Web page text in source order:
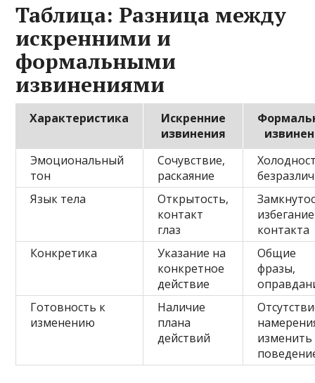
Таблица: Разница между
искренними и
формальными
извинениями
Характеристика
Искренние
извинения
Эмоциональный
тон
Сочувствие,
раскаяние
Язык тела
Открытость,
контакт
глаз
избегание
контакта
Конкретика
Указание на
конкретное
действие
Общие
фразы,
Готовность к
изменению
Наличие
плана
действий
изменить